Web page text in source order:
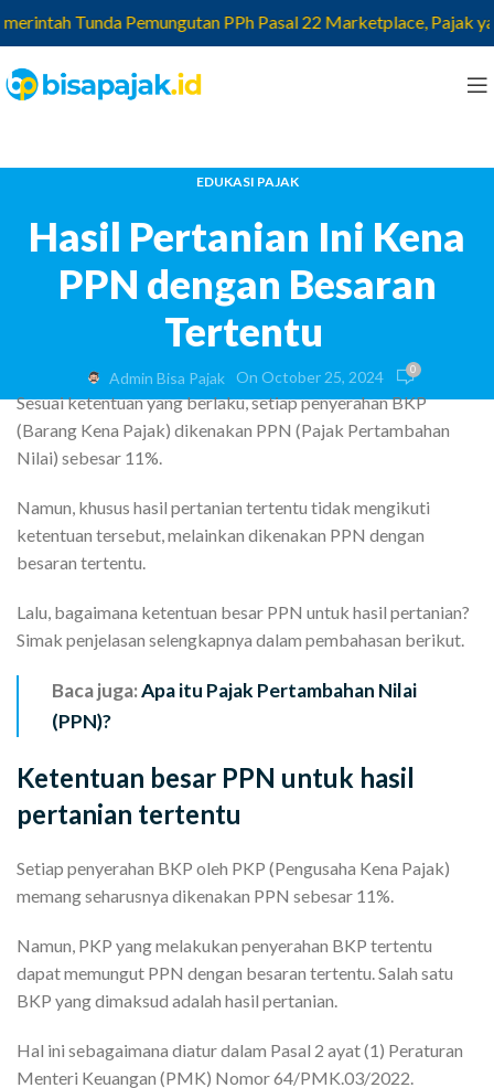
Tunda Pemungutan PPh Pasal 22 Marketplace, Pajak yang
EDUKASI PAJAK
Hasil Pertanian Ini Kena
PPN dengan Besaran
Tertentu
Admin Bisa Pajak On October 25, 2024 0
Sesuai ketentuan yang berlaku, setiap penyerahan BKP
(Barang Kena Pajak) dikenakan PPN (Pajak Pertambahan
Nilai) sebesar 11%.
Namun, khusus hasil pertanian tertentu tidak mengikuti
ketentuan tersebut, melainkan dikenakan PPN dengan
besaran tertentu.
Lalu, bagaimana ketentuan besar PPN untuk hasil pertanian?
Simak penjelasan selengkapnya dalam pembahasan berikut.
Baca juga:Apa itu Pajak Pertambahan Nilai
(PPN)?
Ketentuan besar PPN untuk hasil
pertanian tertentu
Setiap penyerahan BKP oleh PKP (Pengusaha Kena Pajak)
memang seharusnya dikenakan PPN sebesar 11%.
Namun, PKP yang melakukan penyerahan BKP tertentu
dapat memungut PPN dengan besaran tertentu. Salah satu
BKP yang dimaksud adalah hasil pertanian.
Hal ini sebagaimana diatur dalam Pasal 2 ayat (1) Peraturan
Menteri Keuangan (PMK) Nomor 64/PMK.03/2022.